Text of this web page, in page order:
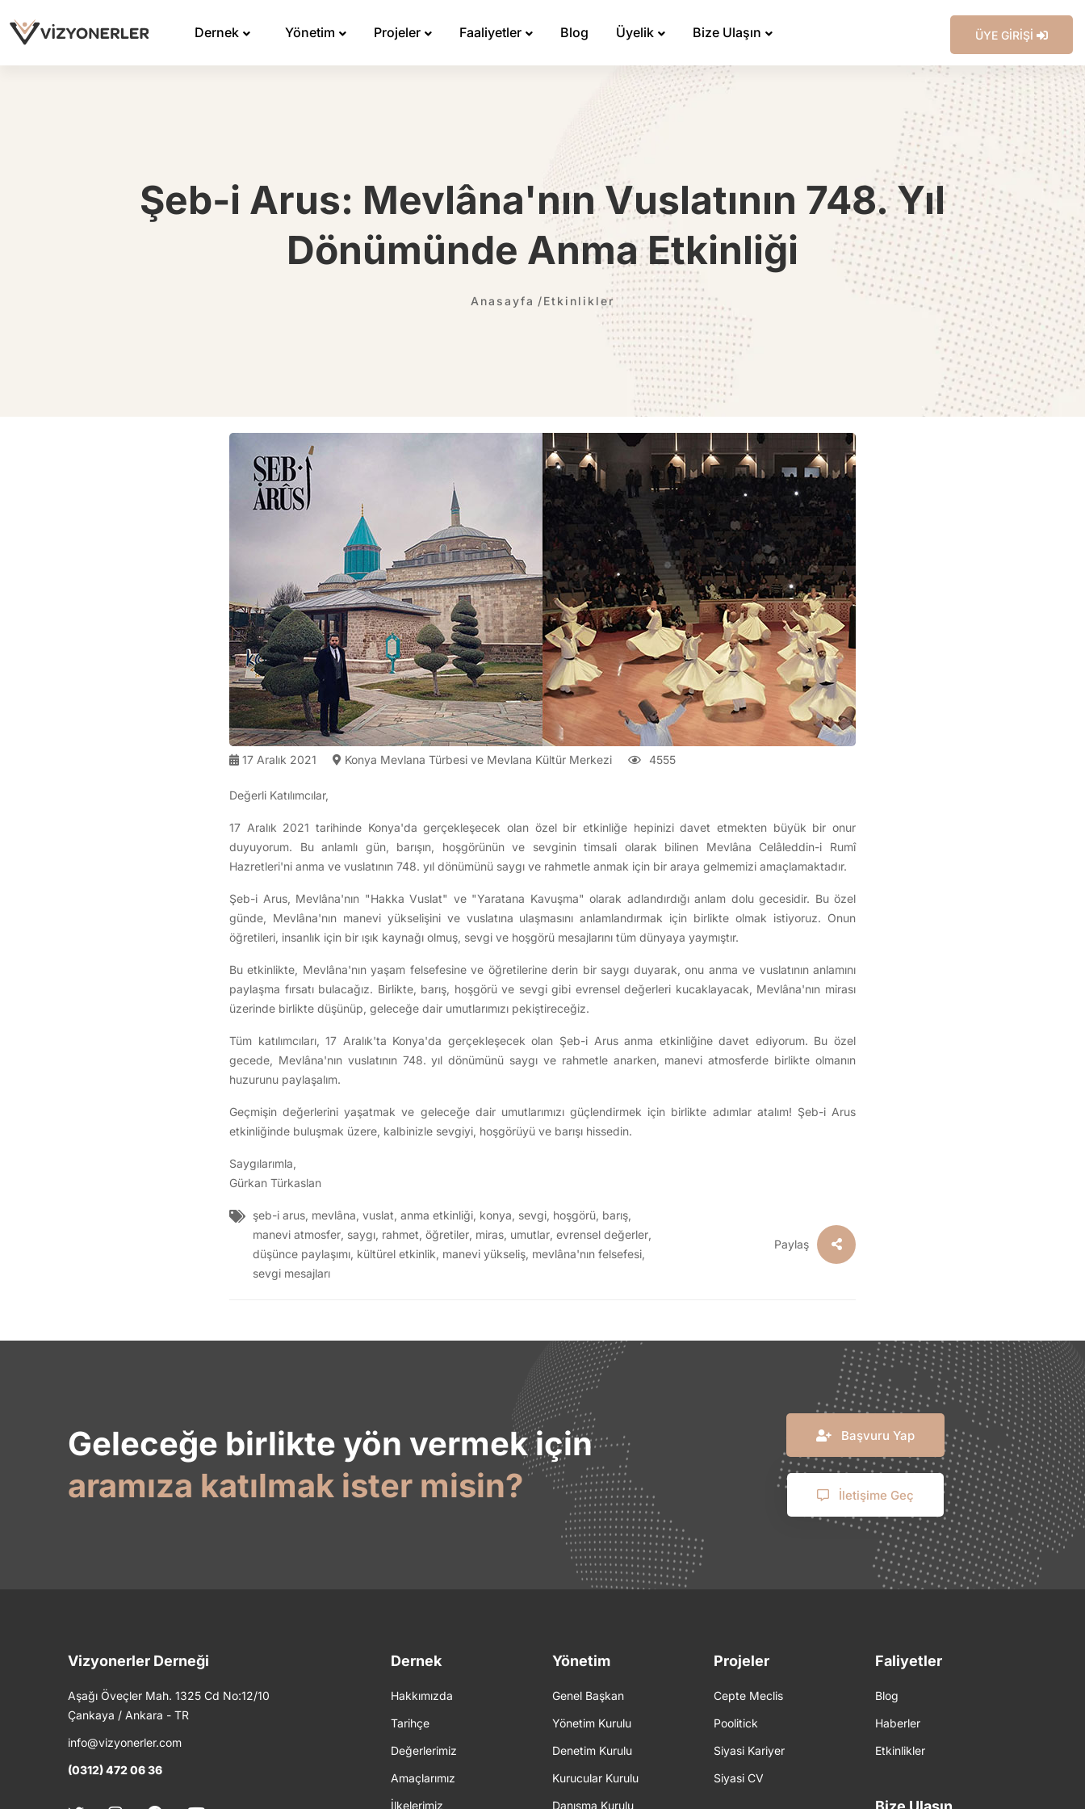
Dernek Yönetim Projeler Faaliyetler Blog Üyelik Bize Ulaşın ÜYE GİRİŞİ
Şeb-i Arus: Mevlâna'nın Vuslatının 748. Yıl
Dönümünde Anma Etkinliği
Anasayfa Etkinlikler
17 Aralık 2021 Konya Mevlana Türbesi ve Mevlana Kültür Merkezi 4555
Değerli Katılımcılar,
17 Aralık 2021 tarihinde Konya'da gerçekleşecek olan özel bir etkinliğe hepinizi davet etmekten büyük bir onur
duyuyorum. Bu anlamlı gün, barışın, hoşgörünün ve sevginin timsali olarak bilinen Mevlâna Celâleddin-i Rumî
Hazretleri'ni anma ve vuslatının 748. yıl dönümünü saygı ve rahmetle anmak için bir araya gelmemizi amaçlamaktadır.
Şeb-i Arus, Mevlâna'nın "Hakka Vuslat" ve "Yaratana Kavuşma" olarak adlandırdığı anlam dolu gecesidir. Bu özel
günde, Mevlâna'nın manevi yükselişini ve vuslatına ulaşmasını anlamlandırmak için birlikte olmak istiyoruz. Onun
öğretileri, insanlık için bir ışık kaynağı olmuş, sevgi ve hoşgörü mesajlarını tüm dünyaya yaymıştır.
Bu etkinlikte, Mevlâna'nın yaşam felsefesine ve öğretilerine derin bir saygı duyarak, onu anma ve vuslatının anlamını
paylaşma fırsatı bulacağız. Birlikte, barış, hoşgörü ve sevgi gibi evrensel değerleri kucaklayacak, Mevlâna'nın mirası
üzerinde birlikte düşünüp, geleceğe dair umutlarımızı pekiştireceğiz.
Tüm katılımcıları, 17 Aralık'ta Konya'da gerçekleşecek olan Şeb-i Arus anma etkinliğine davet ediyorum. Bu özel
gecede, Mevlâna'nın vuslatının 748. yıl dönümünü saygı ve rahmetle anarken, manevi atmosferde birlikte olmanın
huzurunu paylaşalım.
Geçmişin değerlerini yaşatmak ve geleceğe dair umutlarımızı güçlendirmek için birlikte adımlar atalım! Şeb-i Arus
etkinliğinde buluşmak üzere, kalbinizle sevgiyi, hoşgörüyü ve barışı hissedin.
Saygılarımla,
Gürkan Türkaslan
şeb-i arus, mevlâna, vuslat, anma etkinliği, konya, sevgi, hoşgörü, barış,
manevi atmosfer, saygı, rahmet, öğretiler, miras, umutlar, evrensel değerler,
düşünce paylaşımı, kültürel etkinlik, manevi yükseliş, mevlâna'nın felsefesi,
sevgi mesajları
Paylaş
Geleceğe birlikte yön vermek için
aramıza katılmak ister misin?
Başvuru Yap
İletişime Geç
Vizyonerler Derneği
Aşağı Öveçler Mah. 1325 Cd No:12/10
Çankaya / Ankara - TR
info@vizyonerler.com
(0312) 472 06 36
Dernek
Hakkımızda
Tarihçe
Değerlerimiz
Amaçlarımız
İlkelerimiz
Yönetim
Genel Başkan
Yönetim Kurulu
Denetim Kurulu
Kurucular Kurulu
Danışma Kurulu
Projeler
Cepte Meclis
Poolitick
Siyasi Kariyer
Siyasi CV
Faliyetler
Blog
Haberler
Etkinlikler